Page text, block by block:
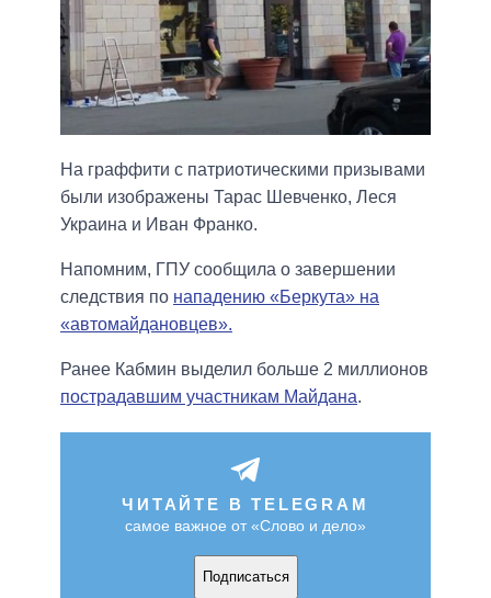
На граффити с патриотическими призывами
были изображены Тарас Шевченко, Леся
Украина и Иван Франко.
Напомним, ГПУ сообщила о завершении
следствия по нападению «Беркута» на
«автомайдановцев».
Ранее Кабмин выделил больше 2 миллионов
пострадавшим участникам Майдана.
ЧИТАЙТЕ В TELEGRAM
самое важное от «Слово и дело»
Подписаться